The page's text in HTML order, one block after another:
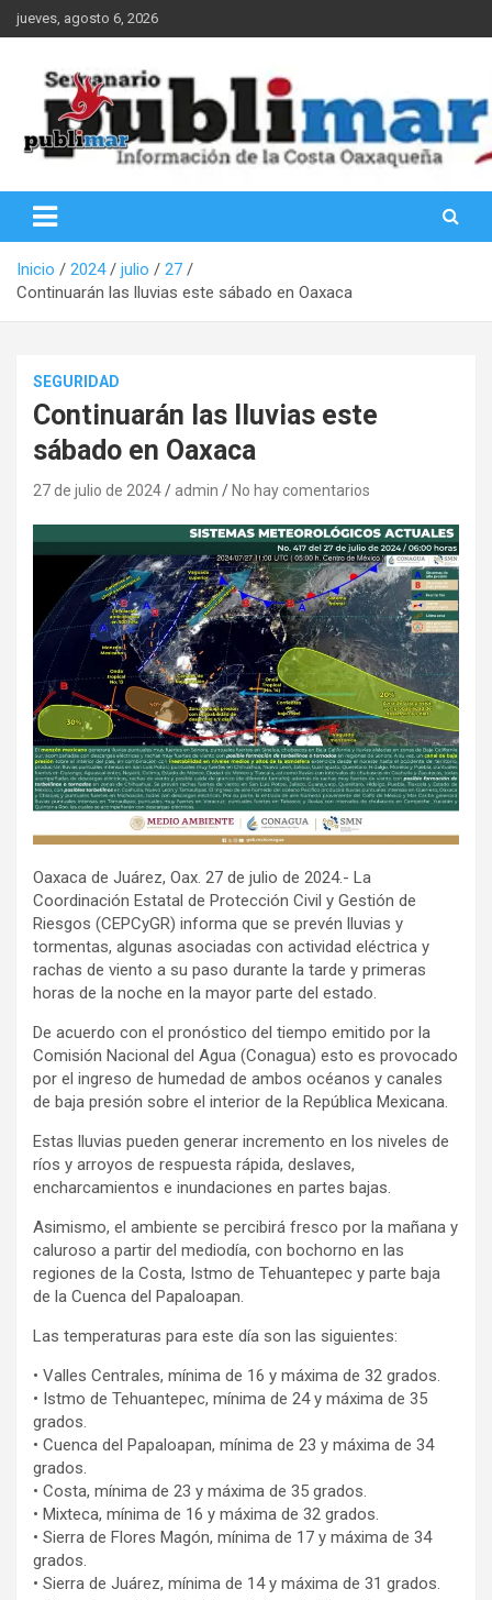
Saltar
al
jueves, agosto 6, 2026
PubliMar
Inicio 2024 julio
27
Continuarán las lluvias este sábado en Oaxaca
SEGURIDAD
Continuarán las lluvias este
sábado en Oaxaca
27 de julio de 2024 admin No hay comentarios
Oaxaca de Juárez, Oax. 27 de julio de 2024.- La
Coordinación Estatal de Protección Civil y Gestión de
Riesgos (CEPCyGR) informa que se prevén lluvias y
tormentas, algunas asociadas con actividad eléctrica y
rachas de viento a su paso durante la tarde y primeras
horas de la noche en la mayor parte del estado.
De acuerdo con el pronóstico del tiempo emitido por la
Comisión Nacional del Agua (Conagua) esto es provocado
por el ingreso de humedad de ambos océanos y canales
de baja presión sobre el interior de la República Mexicana.
Estas lluvias pueden generar incremento en los niveles de
ríos y arroyos de respuesta rápida, deslaves,
encharcamientos e inundaciones en partes bajas.
Asimismo, el ambiente se percibirá fresco por la mañana y
caluroso a partir del mediodía, con bochorno en las
regiones de la Costa, Istmo de Tehuantepec y parte baja
de la Cuenca del Papaloapan.
Las temperaturas para este día son las siguientes:
• Valles Centrales, mínima de 16 y máxima de 32 grados.
• Istmo de Tehuantepec, mínima de 24 y máxima de 35
grados.
• Cuenca del Papaloapan, mínima de 23 y máxima de 34
grados.
• Costa, mínima de 23 y máxima de 35 grados.
• Mixteca, mínima de 16 y máxima de 32 grados.
• Sierra de Flores Magón, mínima de 17 y máxima de 34
grados.
• Sierra de Juárez, mínima de 14 y máxima de 31 grados.